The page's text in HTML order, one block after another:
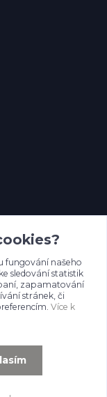
fungování našeho
sledování statistik
zapamatování
stránek, či
Více k